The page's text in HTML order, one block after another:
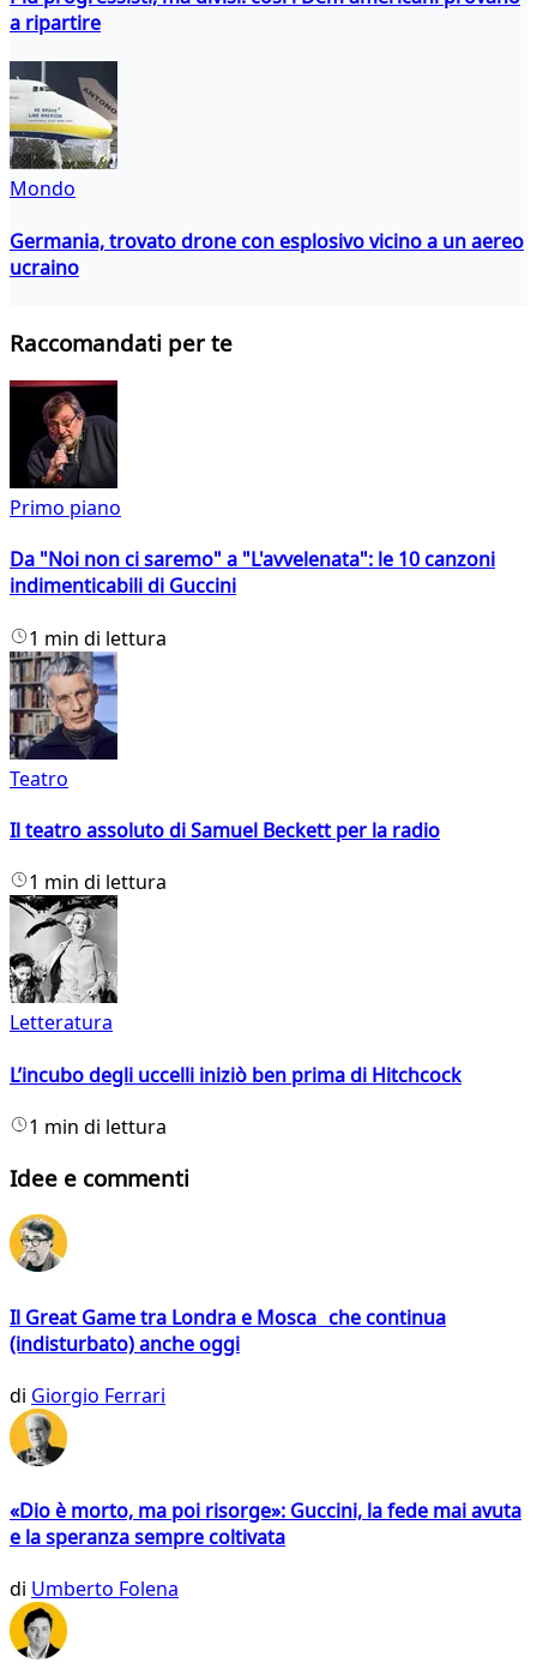
a ripartire
Mondo
Germania, trovato drone con esplosivo vicino a un aereo
ucraino
Raccomandati per te
Primo piano
Da "Noi non ci saremo" a "L'avvelenata": le 10 canzoni
indimenticabili di Guccini
1 min di lettura
Teatro
Il teatro assoluto di Samuel Beckett per la radio
1 min di lettura
Letteratura
L’incubo degli uccelli iniziò ben prima di Hitchcock
1 min di lettura
Idee e commenti
Il Great Game tra Londra e Mosca che continua
(indisturbato) anche oggi
di Giorgio Ferrari
«Dio è morto, ma poi risorge»: Guccini, la fede mai avuta
e la speranza sempre coltivata
di Umberto Folena